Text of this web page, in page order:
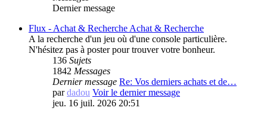
Dernier message
Flux - Achat & Recherche Achat & Recherche
A la recherche d'un jeu où d'une console particulière.
N'hésitez pas à poster pour trouver votre bonheur.
136 Sujets
1842 Messages
Dernier message Re: Vos derniers achats et de…
pardadou Voir le dernier message
jeu. 16 juil. 2026 20:51